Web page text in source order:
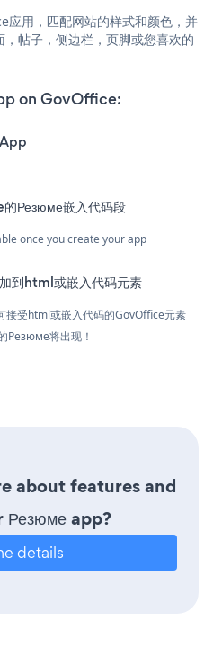
用，匹配网站的样式和颜色，并
帖子，侧边栏，页脚或您喜欢的
on GovOffice:
Резюме嵌入代码段
once you create your app
到html或嵌入代码元素
受html或嵌入代码的GovOffice元素
Резюме将出现！
about features and
app?
details